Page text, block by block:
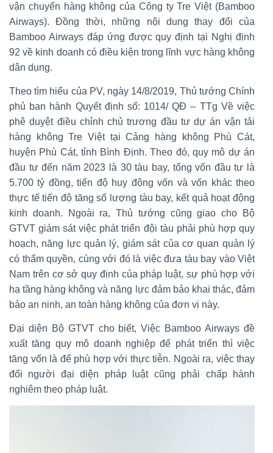
vận chuyển hàng không của Công ty Tre Việt (Bamboo
Airways). Đồng thời, những nội dung thay đổi của
Bamboo Airways đáp ứng được quy định tại Nghị định
92 về kinh doanh có điều kiện trong lĩnh vực hàng không
dân dụng.
Theo tìm hiểu của PV, ngày 14/8/2019, Thủ tướng Chính
phủ ban hành Quyết định số: 1014/ QĐ – TTg Về việc
phê duyệt điều chỉnh chủ trương đầu tư dự án vận tải
hàng không Tre Việt tại Cảng hàng không Phù Cát,
huyện Phù Cát, tỉnh Bình Định. Theo đó, quy mô dự án
đầu tư đến năm 2023 là 30 tàu bay, tổng vốn đầu tư là
5.700 tỷ đồng, tiến độ huy động vốn và vốn khác theo
thực tế tiến độ tăng số lượng tàu bay, kết quả hoạt động
kinh doanh. Ngoài ra, Thủ tướng cũng giao cho Bộ
GTVT giám sát việc phát triển đội tàu phải phù hợp quy
hoạch, năng lực quản lý, giám sát của cơ quan quản lý
có thẩm quyền, cùng với đó là việc đưa tàu bay vào Việt
Nam trên cơ sở quy định của pháp luật, sự phù hợp với
hạ tầng hàng không và năng lực đảm bảo khai thác, đảm
bảo an ninh, an toàn hàng không của đơn vị này.
Đại diện Bộ GTVT cho biết, Việc Bamboo Airways đề
xuất tăng quy mô doanh nghiệp để phát triển thì việc
tăng vốn là để phù hợp với thực tiễn. Ngoài ra, việc thay
đổi người đại diện pháp luật cũng phải chấp hành
nghiêm theo pháp luật.